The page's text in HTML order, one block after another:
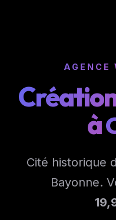
AGENCE
à
Cité historique
Bayonne.